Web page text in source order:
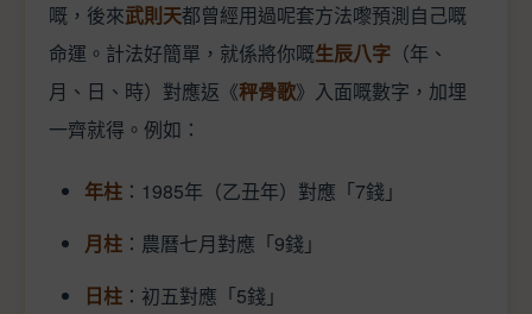
嘅，後來武則天都曾經用過呢套方法嚟預測自己嘅
命運。計法好簡單，就係將你嘅生辰八字 （年、
月、日、時）對應返《秤骨歌》入面嘅數字，加埋
一齊就得。例如：
年柱 ：1985年（乙丑年）對應「7錢」
月柱 ：農曆七月對應「9錢」
日柱 ：初五對應「5錢」